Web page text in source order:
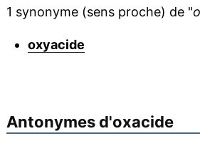
1 synonyme (sens proche) de "
oxyacide
Antonymes d'oxacide